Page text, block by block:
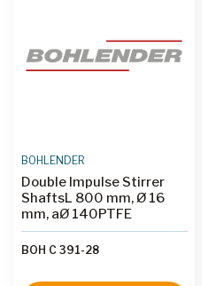
BOHLENDER
Double Impulse Stirrer
ShaftsL 800 mm, Ø 16
mm, aØ 140PTFE
BOH C 391-28